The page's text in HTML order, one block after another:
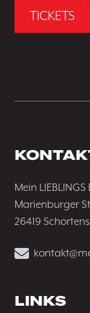
TICKETS
Mein
Marienburger
26419 Schortens
LINKS